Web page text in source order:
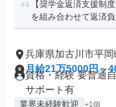
【奨学金返済支援制
を組み合わせて返済
兵庫県加古川市平岡
月給21万5000円～
資格・経験 要普通
サポート有
業界未経験歓迎 +1個